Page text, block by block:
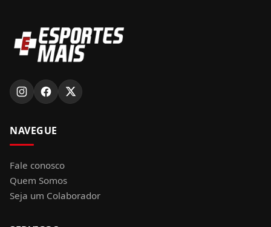
NAVEGUE
Fale conosco
Quem Somos
Seja um Colaborador